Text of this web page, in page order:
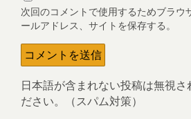
次回のコメントで使用するためブラウ
ールアドレス、サイトを保存する。
日本語が含まれない投稿は無視さ
ださい。（スパム対策）